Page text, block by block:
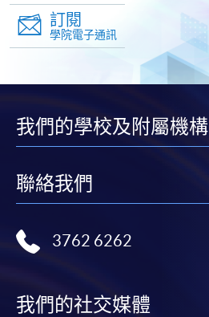
訂閱
學院電子通訊
我們的學校及附屬機構
聯絡我們
3762 6262
我們的社交媒體